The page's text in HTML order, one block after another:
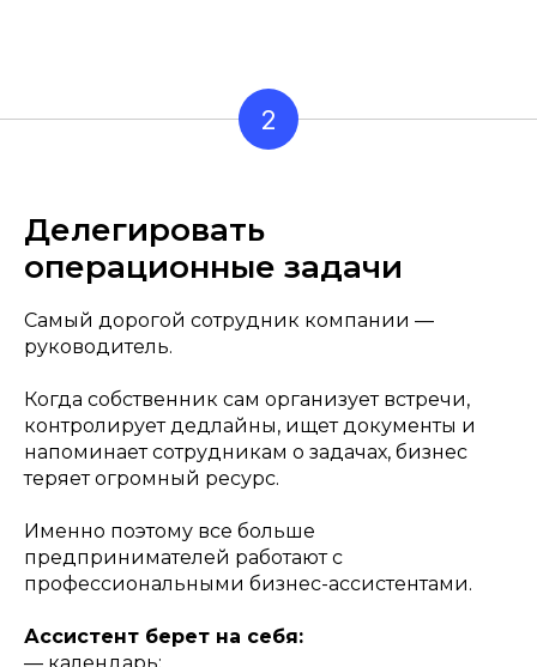
2
Делегировать
операционные задачи
Самый дорогой сотрудник компании —
руководитель.
Когда собственник сам организует встречи,
контролирует дедлайны, ищет документы и
напоминает сотрудникам о задачах, бизнес
теряет огромный ресурс.
Именно поэтому все больше
предпринимателей работают с
профессиональными бизнес-ассистентами.
Ассистент берет на себя: